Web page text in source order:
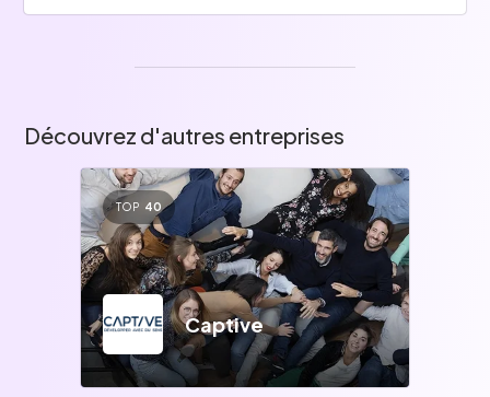
Découvrez d'autres entreprises
TOP 40
Captive